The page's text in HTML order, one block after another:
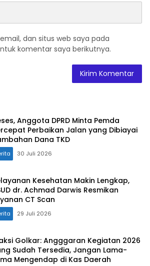
dan situs web saya pada
komentar saya berikutnya.
Anggota DPRD Minta Pemda
Perbaikan Jalan yang Dibiayai
Dana TKD
30 Juli 2026
Kesehatan Makin Lengkap,
dr. Achmad Darwis Resmikan
CT Scan
29 Juli 2026
Golkar: Angggaran Kegiatan 2026
Sudah Tersedia, Jangan Lama-
Mengendap di Kas Daerah